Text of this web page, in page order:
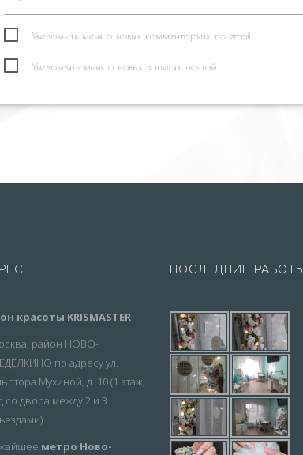
Уведомить меня о новых комментариях по email.
Уведомлять меня о новых записях почтой.
красоты KRISMASTER
район НОВО-
по адресу ул.
Мухиной, д. 10 (1 этаж,
со двора между 2 и 3
метро Ново-
ПОСЛЕДНИЕ РАБОТЫ